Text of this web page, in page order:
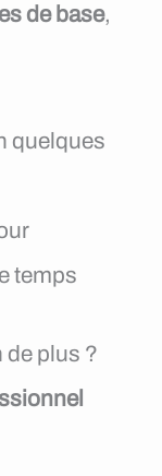
de base,
quelques
temps
de plus ?